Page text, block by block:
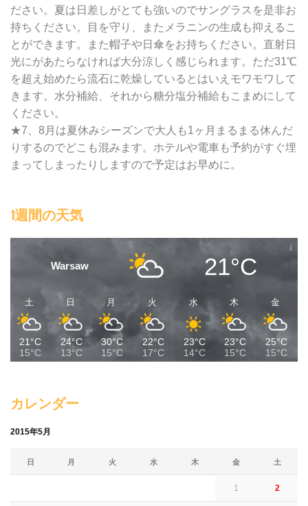
ださい。夏は日差しがとても強いのでサングラスを是非お
持ちください。目を守り、またメラニンの生成も抑えるこ
とができます。また帽子や日傘をお持ちください。直射日
光にがあたらなければ大分涼しく感じられます。ただ31℃
を超え始めたら流石に乾燥しているとはいえモワモワして
きます。水分補給、それから糖分塩分補給もこまめにして
ください。
★7、8月は夏休みシーズンで大人も1ヶ月まるまる休んだ
りするのでどこも混みます。ホテルや電車も予約がすぐ埋
まってしまったりしますので予定はお早めに。
1週間の天気
Warsaw 21°C
土
21°C
15°C
日
24°C
13°C
月
30°C
15°C
火
22°C
17°C
水
23°C
14°C
木
23°C
15°C
金
25°C
15°C
カレンダー
2015年5月
日 月 火 水 木 金 土
1 2